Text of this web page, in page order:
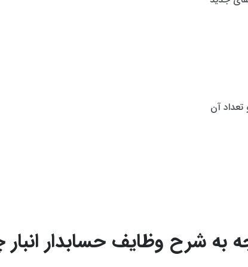
آن
به شرح وظایف حسابدار